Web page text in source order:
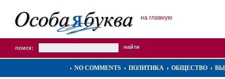
на главную
поиск:
NO COMMENTS ПОЛИТИКА ОБЩЕСТВО